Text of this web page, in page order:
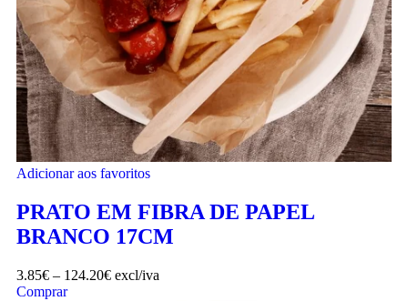
Adicionar aos favoritos
PRATO EM FIBRA DE PAPEL
BRANCO 17CM
3.85€ – 124.20€ excl/iva
Comprar